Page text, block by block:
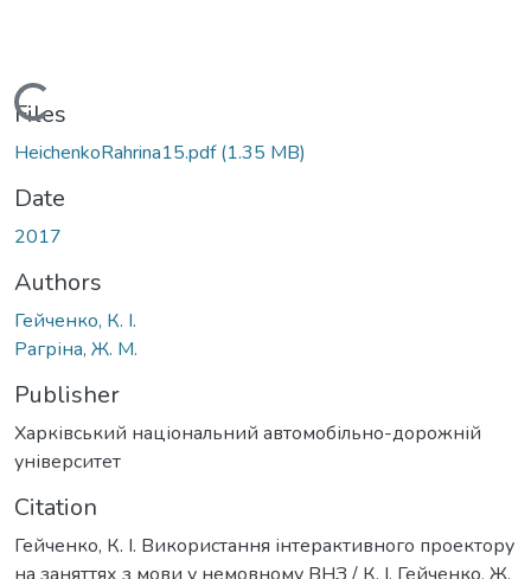
Loading...
Files
HeichenkoRahrina15.pdf(1.35 MB)
Date
2017
Authors
Гейченко, К. І.
Рагріна, Ж. М.
Publisher
Харківський національний автомобільно-дорожній
університет
Citation
Гейченко, К. І. Використання інтерактивного проектору